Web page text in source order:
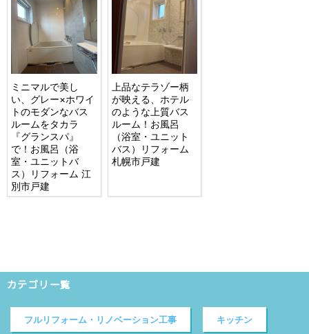
ミニマルで美し
い、グレー×ホワイ
トのモダンなバス
ルームをタカラ
『グランスパ』
で！お風呂（浴
室・ユニットバ
ス）リフォーム 江
別市戸建
上品なテラゾー柄
が映える、ホテル
のような上質バス
ルーム！お風呂
（浴室・ユニット
バス）リフォーム
札幌市戸建
カテゴリ一覧
フルリフォーム・リノベーション工事 キッチン